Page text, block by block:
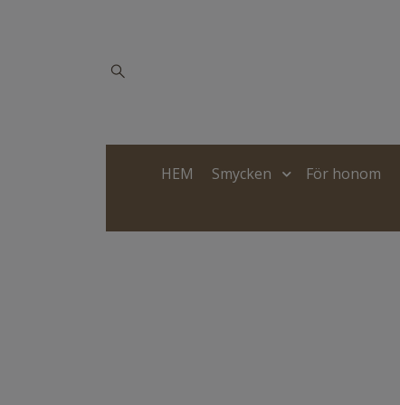
HEM Smycken För honom